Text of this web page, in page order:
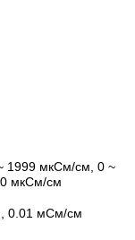
1999 мкСм/см, 0 ~
мкСм/см
0.01 мСм/см